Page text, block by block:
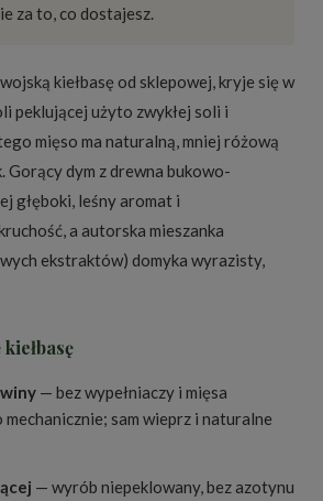
za to, co dostajesz.
kiełbasę od sklepowej, kryje się w
peklującej użyto zwykłej soli i
mięso ma naturalną, mniej różową
Gorący dym z drewna bukowo-
głęboki, leśny aromat i
a autorska mieszanka
ekstraktów) domyka wyrazisty,
— bez wypełniaczy i mięsa
sam wieprz i naturalne
— wyrób niepeklowany, bez azotynu